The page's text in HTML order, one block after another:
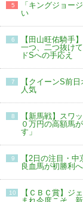
5
「キングジョー
い
6
【田山旺佑騎手
一つ、二つ抜け
ドSへの手応え
7
【クイーンS前
人気
8
【新馬戦】スワ
０万円の高額馬
す」
9
【2日の注目・
良血馬が初勝利
10
【ＣＢＣ賞】ジ